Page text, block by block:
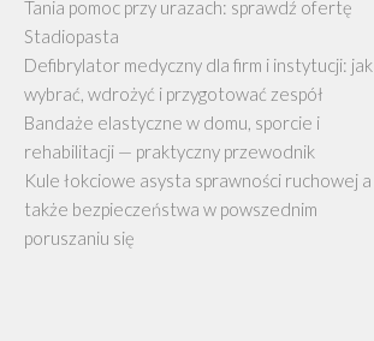
Tania pomoc przy urazach: sprawdź ofertę
Stadiopasta
Defibrylator medyczny dla firm i instytucji: jak
wybrać, wdrożyć i przygotować zespół
Bandaże elastyczne w domu, sporcie i
rehabilitacji — praktyczny przewodnik
Kule łokciowe asysta sprawności ruchowej a
także bezpieczeństwa w powszednim
poruszaniu się